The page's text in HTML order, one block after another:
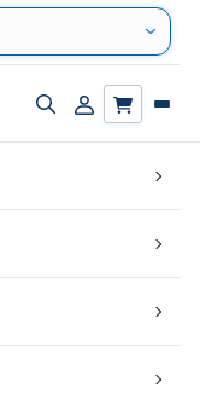
Zapnout/vypnout
Přihlásit/